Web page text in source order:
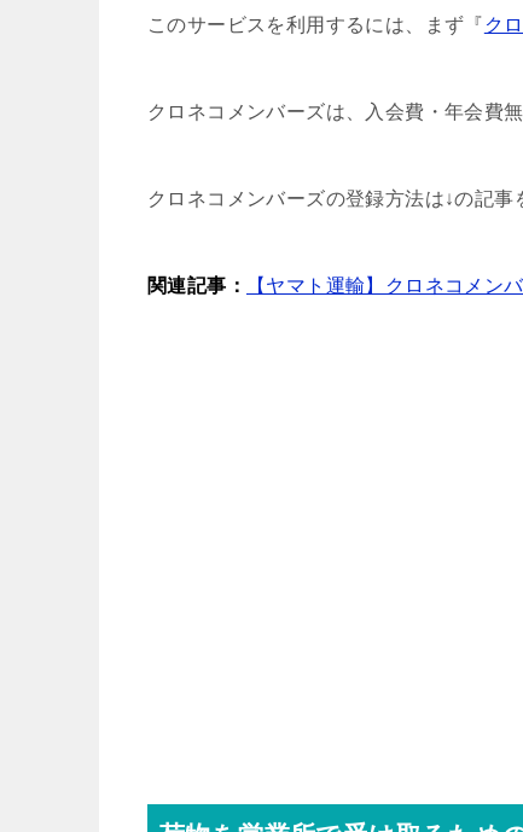
このサービスを利用するには、まず『 ク
クロネコメンバーズは、入会費・年会費
クロネコメンバーズの登録方法は↓の記事
関連記事： 【ヤマト運輸】クロネコメン